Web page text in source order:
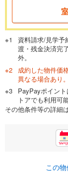
一般的には最長
が完済時の年齢
閉じる
頭金
自己資金から住
い。一般的には
閉じる
ボーナス
ナス時の増額
資料請求/見学予
渡・残金決済完
外。
成約した物件価
異なる場合あり。
PayPayポイン
トアでも利用可能
その他条件等の詳細
この